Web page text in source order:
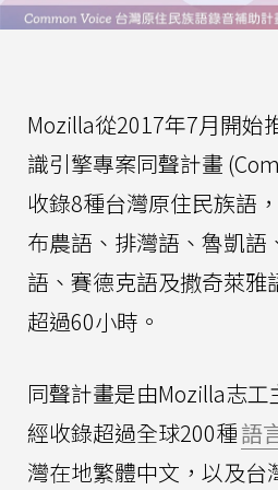
Mozilla從2017年7月開始
識引擎專案同聲計畫
收錄8種台灣原住民族語
布農語、排灣語、魯凱語
語、賽德克語及撒奇萊雅
超過60小時。
同聲計畫是由Mozilla志
經收錄超過全球200種語
灣在地繁體中文，以及台